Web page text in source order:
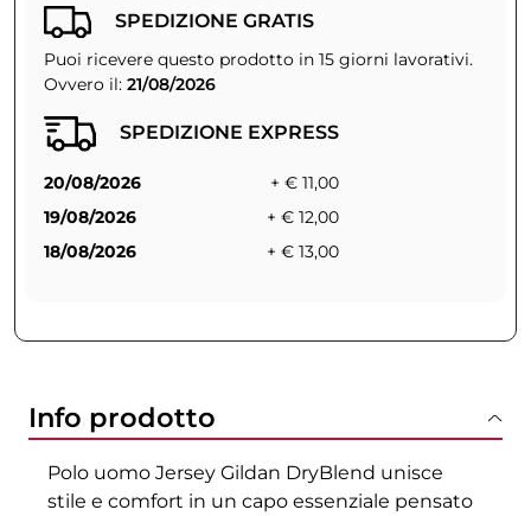
SPEDIZIONE GRATIS
Puoi ricevere questo prodotto in 15 giorni lavorativi.
Ovvero il: 21/08/2026
SPEDIZIONE EXPRESS
20/08/2026
+ € 11,00
19/08/2026
+ € 12,00
18/08/2026
+ € 13,00
Info prodotto
Polo uomo Jersey Gildan DryBlend unisce
stile e comfort in un capo essenziale pensato